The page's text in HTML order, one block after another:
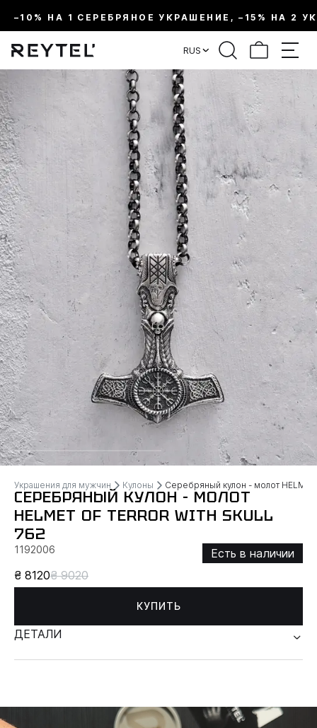
–10% НА 1 СЕРЕБРЯНОЕ УКРАШЕНИЕ, –15% НА 2
RUS
Украшения для мужчин Кулоны Серебряный кулон - молот HELMET
СЕРЕБРЯНЫЙ КУЛОН - МОЛОТ
HELMET OF TERROR WITH SKULL
762
1192006
Есть в наличии
₴ 8120₴ 9020
КУПИТЬ
ДЕТАЛИ